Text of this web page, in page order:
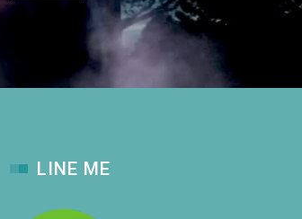
LINE ME